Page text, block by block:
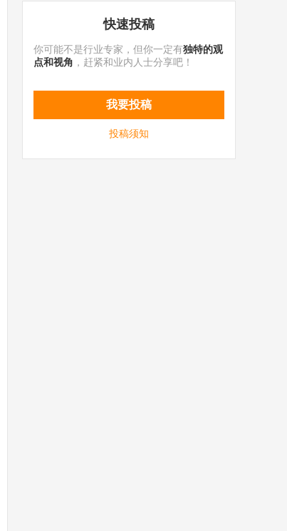
快速投稿
你可能不是行业专家，但你一定有独特的观
点和视角 ，赶紧和业内人士分享吧！
我要投稿
投稿须知